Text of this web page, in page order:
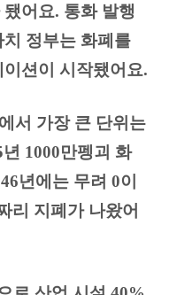
어요. 통화 발행
정부는 화폐를
션이 시작됐어요.
1000만펭괴 화
년에는 무려 0이
리 지폐가 나왔어